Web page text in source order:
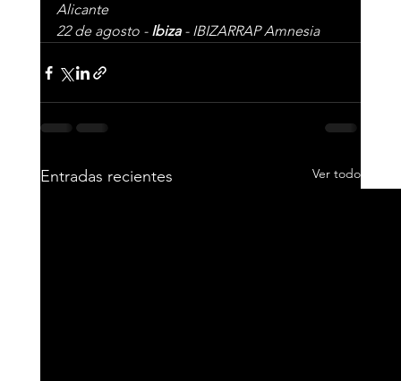
Alicante
22 de agosto - Ibiza - IBIZARRAP Amnesia
Entradas recientes Ver todo